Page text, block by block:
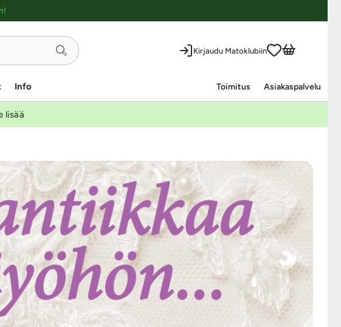
Kirjaudu Matoklubiin
Info Toimitus Asiakaspalvelu
lisää